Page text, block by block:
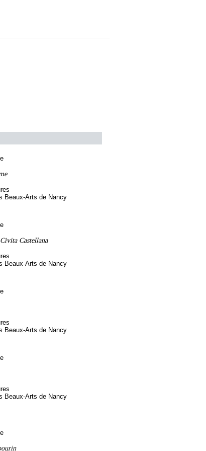
Beaux-Arts de Nancy
Castellana
Beaux-Arts de Nancy
Beaux-Arts de Nancy
Beaux-Arts de Nancy